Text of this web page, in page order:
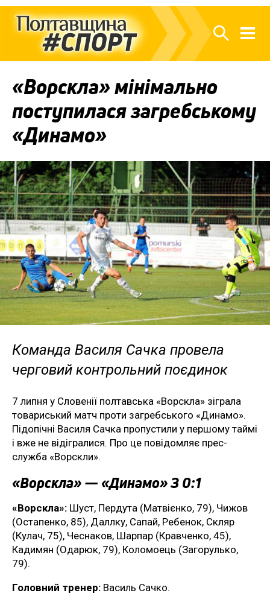
«Ворскла» мінімально
поступилася загребському
«Динамо»
Команда Василя Сачка провела
черговий контрольний поєдинок
7 липня у Словенії полтавська «Ворскла» зіграла
товариський матч проти загребського «Динамо».
Підопічні Василя Сачка пропустили у першому таймі
і вже не відігралися. Про це повідомляє прес-
служба «Ворскли».
«Ворскла» — «Динамо» З 0:1
«Ворскла»: Шуст, Пердута (Матвієнко, 79), Чижов
(Остапенко, 85), Даллку, Сапай, Ребенок, Скляр
(Кулач, 75), Чеснаков, Шарпар (Кравченко, 45),
Кадимян (Одарюк, 79), Коломоець (Загорулько,
79).
Головний тренер: Василь Сачко.